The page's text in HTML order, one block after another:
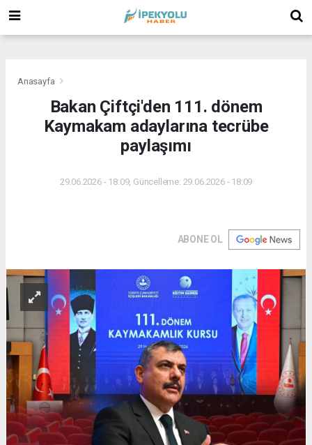
Anasayfa
Bakan Çiftçi'den 111. dönem
Kaymakam adaylarına tecrübe
paylaşımı
29.06.2026 - 18:09, Güncelleme: 29.06.2026 - 18:09
ABONE OL